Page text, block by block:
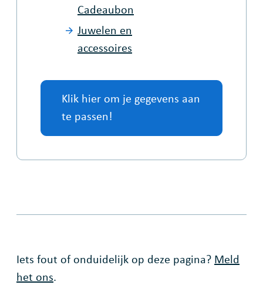
Cadeaubon
Juwelen en
accessoires
Klik hier om je gegevens aan
te passen!
Fout op deze pagina
Iets fout of onduidelijk op deze pagina? Meld
het ons.